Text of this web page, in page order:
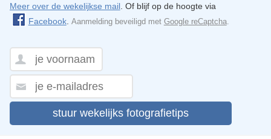
Meer over de wekelijkse mail. Of blijf op de hoogte via
Facebook. Aanmelding beveiligd met Google reCaptcha.
stuur wekelijks fotografietips